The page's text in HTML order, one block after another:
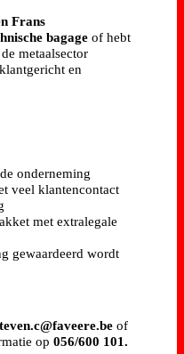
Frans
bagage of hebt
metaalsector
en
onderneming
veel klantencontact
met extralegale
gewaardeerd wordt
of
op056/600 101.